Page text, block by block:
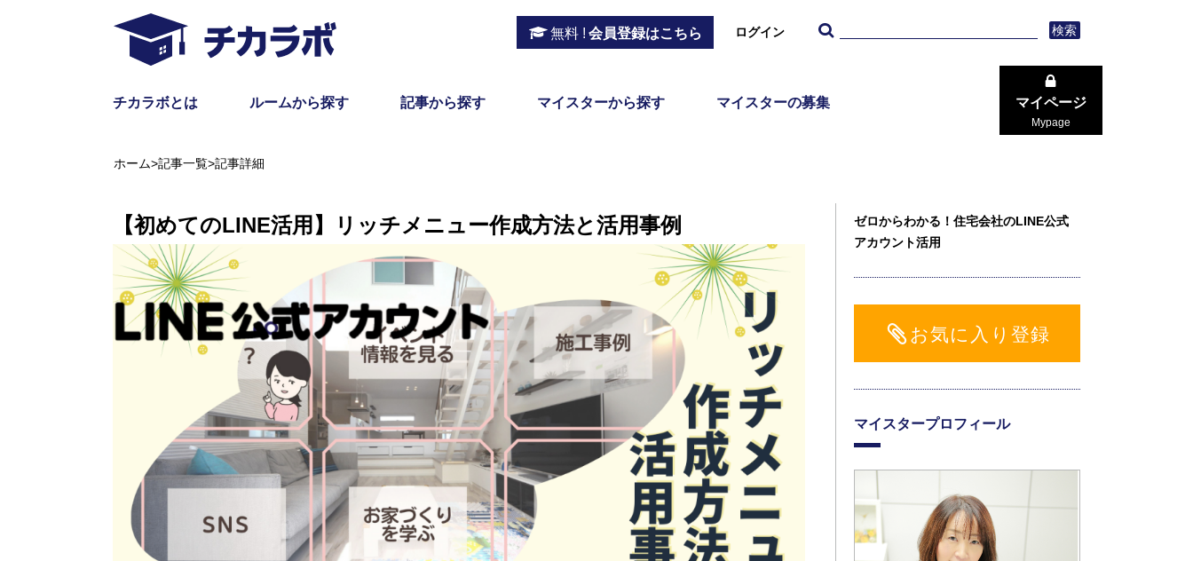
無料 ! 会員登録はこちら ログイン 検索
チカラボとは ルームから探す 記事から探す マイスターから探す マイスターの募集 マイページ
Mypage
ホーム>記事一覧>記事詳細
【初めてのLINE活用】リッチメニュー作成方法と活用事例
ゼロからわかる！住宅会社のLINE公式
アカウント活用
お気に入り登録
マイスタープロフィール